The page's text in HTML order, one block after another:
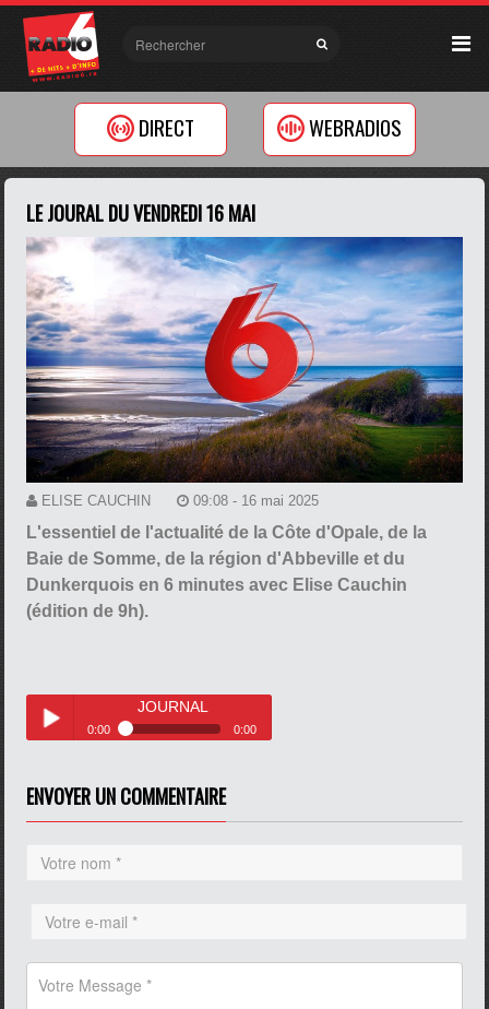
DIRECT WEBRADIOS
LE JOURAL DU VENDREDI 16 MAI
ELISE CAUCHIN 09:08 - 16 mai 2025
L'essentiel de l'actualité de la Côte d'Opale, de la
Baie de Somme, de la région d'Abbeville et du
Dunkerquois en 6 minutes avec Elise Cauchin
(édition de 9h).
JOURNAL
0:00 0:00
ENVOYER UN COMMENTAIRE